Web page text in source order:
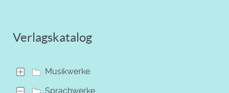
Verlagskatalog
Musikwerke
Sprachwerke